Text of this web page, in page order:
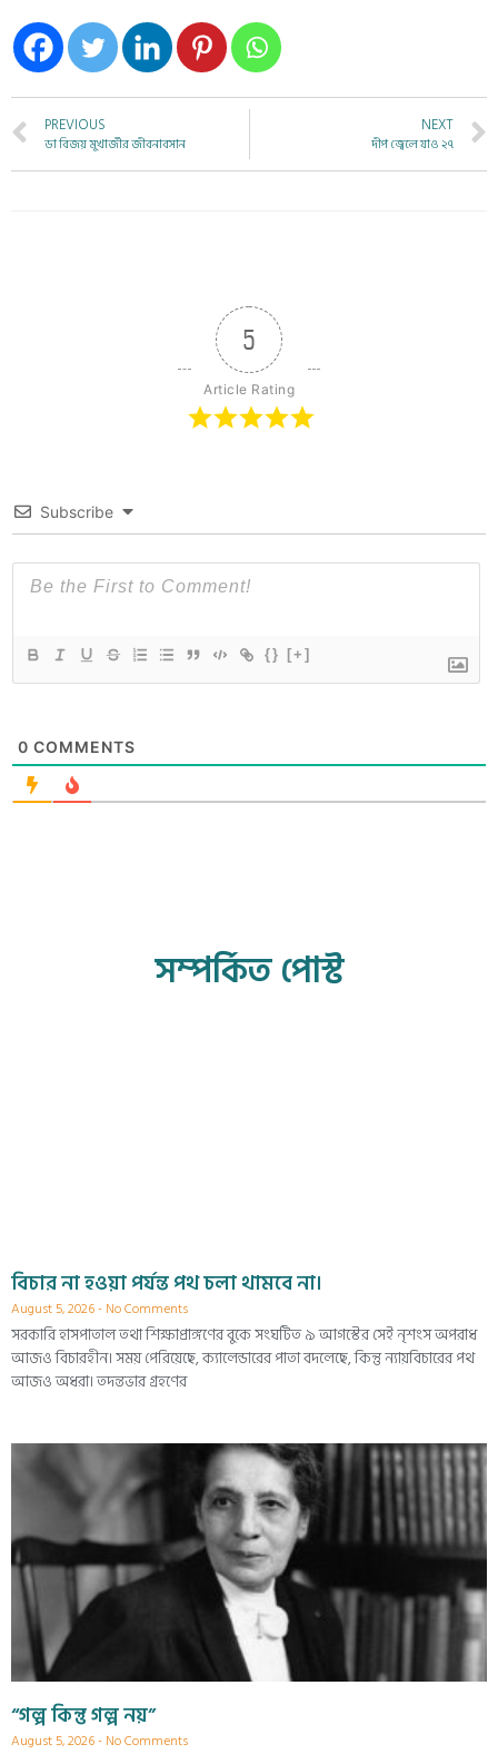
PREVIOUS
ডা বিজয় মুখার্জীর জীবনাবসান
NEXT
দীপ জ্বেলে যাও ২৭
5
Article Rating
Subscribe
{} [+]
0 COMMENTS
সম্পর্কিত পোস্ট
বিচার না হওয়া পর্যন্ত পথ চলা থামবে না।
August 5, 2026 No Comments
সরকারি হাসপাতাল তথা শিক্ষাপ্রাঙ্গণের বুকে সংঘটিত ৯ আগস্টের সেই নৃশংস অপরাধ
আজও বিচারহীন। সময় পেরিয়েছে, ক্যালেন্ডারের পাতা বদলেছে, কিন্তু ন্যায়বিচারের পথ
আজও অধরা। তদন্তভার গ্রহণের
“গল্প কিন্তু গল্প নয়”
August 5, 2026 No Comments